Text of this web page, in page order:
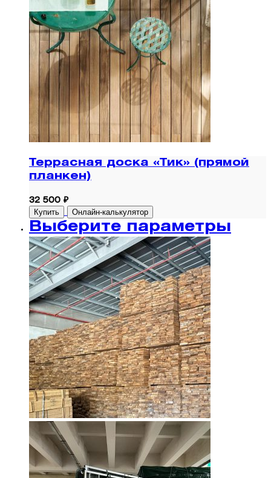
Террасная доска «Тик» (прямой
планкен)
32 500 ₽
Купить Онлайн-калькулятор
Выберите параметры